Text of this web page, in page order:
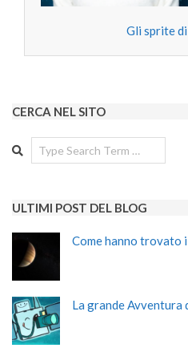
Gli sprite
CERCA NEL SITO
Search
ULTIMI POST DEL BLOG
Come hanno trovato
La grande Avventura